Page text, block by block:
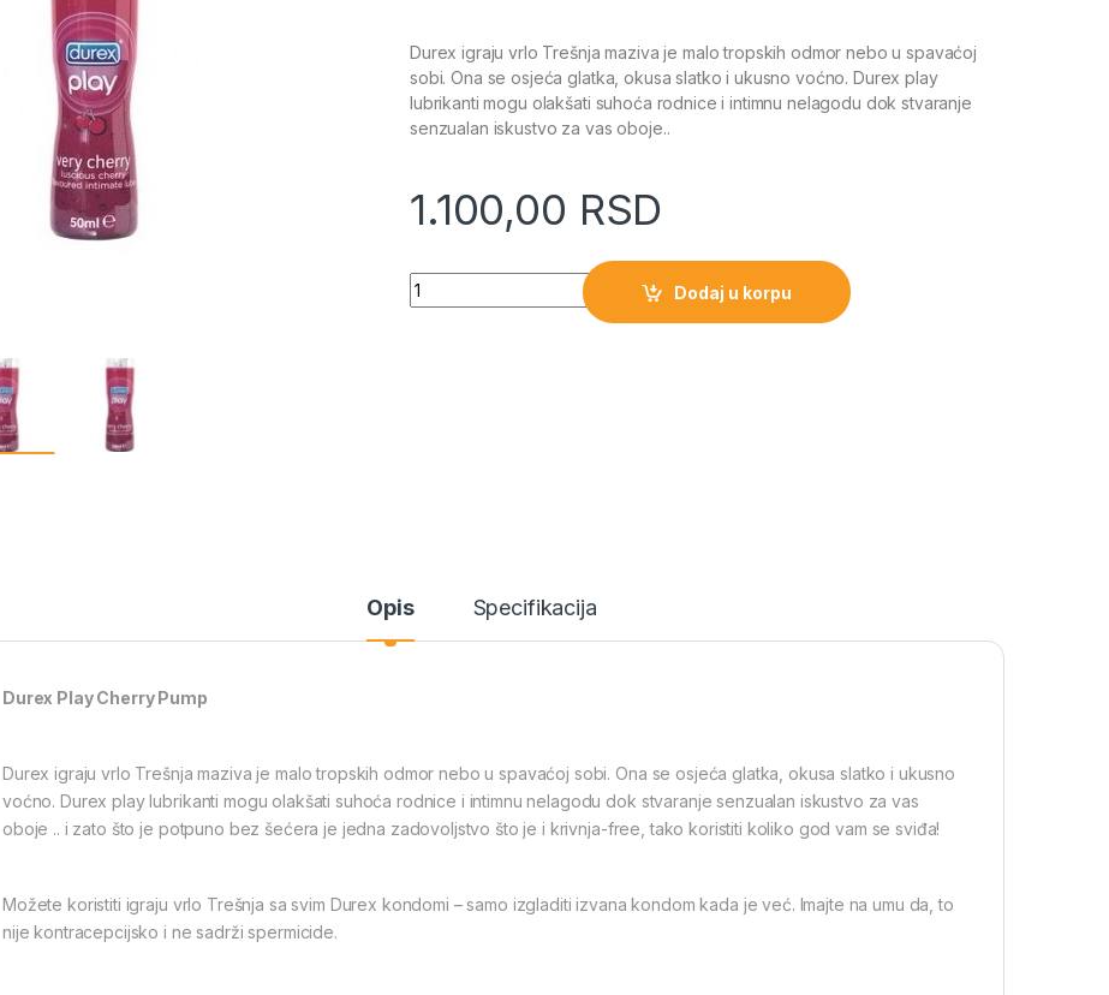
Durex igraju vrlo Trešnja maziva je malo tropskih odmor nebo u spavaćoj
sobi. Ona se osjeća glatka, okusa slatko i ukusno voćno. Durex play
lubrikanti mogu olakšati suhoća rodnice i intimnu nelagodu dok stvaranje
senzualan iskustvo za vas oboje..
1.100,00 RSD
Quantity
Dodaj u korpu
Opis Specifikacija
Durex Play Cherry Pump
Durex igraju vrlo Trešnja maziva je malo tropskih odmor nebo u spavaćoj sobi. Ona se osjeća glatka, okusa slatko i ukusno
voćno. Durex play lubrikanti mogu olakšati suhoća rodnice i intimnu nelagodu dok stvaranje senzualan iskustvo za vas
oboje .. i zato što je potpuno bez šećera je jedna zadovoljstvo što je i krivnja-free, tako koristiti koliko god vam se sviđa!
Možete koristiti igraju vrlo Trešnja sa svim Durex kondomi – samo izgladiti izvana kondom kada je već. Imajte na umu da, to
nije kontracepcijsko i ne sadrži spermicide.